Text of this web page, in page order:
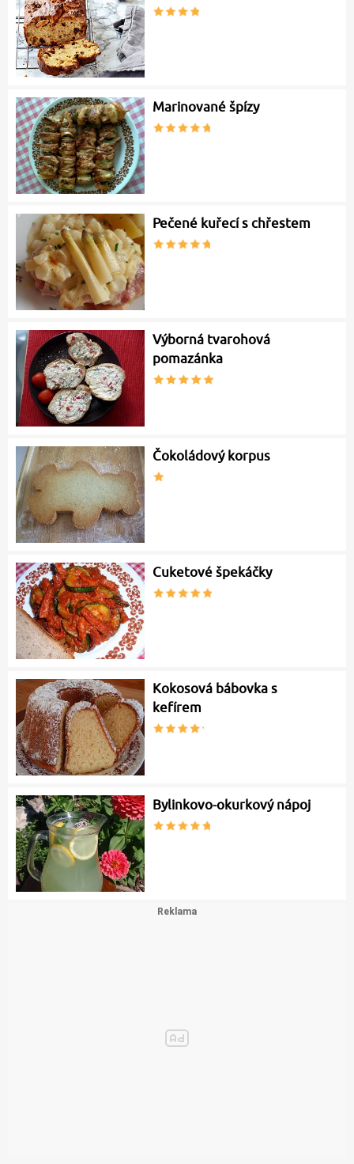
Marinované špízy
Pečené kuřecí s chřestem
Výborná tvarohová
pomazánka
Čokoládový korpus
Cuketové špekáčky
Kokosová bábovka s
kefírem
Bylinkovo-okurkový nápoj